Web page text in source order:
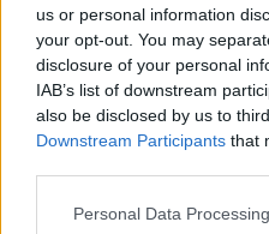
us or personal information
your opt-out. You may
disclosure of your personal
IAB’s list of downstream
also be disclosed by us to
Downstream Participants that
Please note that this website/
Personal Data
08. 02.
SOKAN ROSSZUL
EMIATT CSÖKKENHET A
Érdemes odafigyelni rá
08. 01.
EGYRE TÖBB
VITAMINHIÁNY – ILYEN
07. 31.
NEM A CITROMSAV,